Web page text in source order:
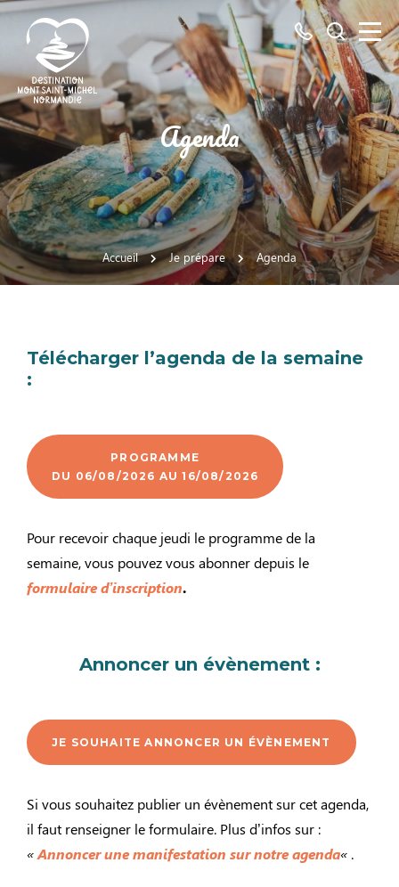
Destination
Mont
Saint-
Michel
Normandie
Tous
les
numéros
ici
Je
Agenda
Accueil Je prépare Agenda
Télécharger l’agenda de la semaine
:
PROGRAMME
DU 06/08/2026 AU 16/08/2026
Pour recevoir chaque jeudi le programme de la
semaine, vous pouvez vous abonner depuis le
formulaire d’inscription.
Annoncer un évènement :
JE SOUHAITE ANNONCER UN ÉVÈNEMENT
Si vous souhaitez publier un évènement sur cet agenda,
il faut renseigner le formulaire. Plus d’infos sur :
«Annoncer une manifestation sur notre agenda« .